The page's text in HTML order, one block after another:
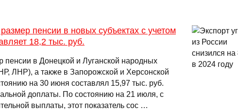
пенсии в новых субъектах с учетом
18,2 тыс. руб.
пенсии в Донецкой и Луганской народных
ЛНР), а также в Запорожской и Херсонской
на 30 июня составлял 15,97 тыс. руб.
доплаты. По состоянию на 21 июля, с
выплаты, этот показатель сос …